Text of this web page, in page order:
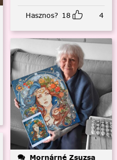
Hasznos? 18 4
Mornárné Zsuzsa